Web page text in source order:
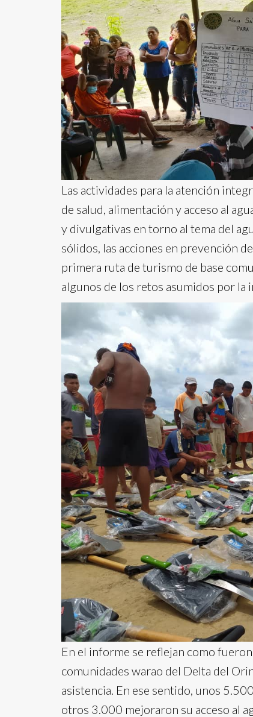
Las actividades para la atención
de salud, alimentación y acceso al
y divulgativas en torno al tema del
sólidos, las acciones en prevención
primera ruta de turismo de base
algunos de los retos asumidos por la
En el informe se reflejan como
comunidades warao del Delta del
asistencia. En ese sentido, unos
otros 3.000 mejoraron su acceso al